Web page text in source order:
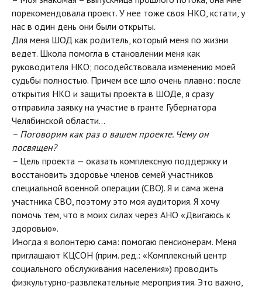
порекомендовала проект. У нее тоже своя НКО, кстати, у
нас в один день они были открыты.
Для меня ШОД как родитель, который меня по жизни
ведет. Школа помогла в становлении меня как
руководителя НКО; посодействовала изменению моей
судьбы полностью. Причем все шло очень плавно: после
открытия НКО и защиты проекта в ШОДе, я сразу
отправила заявку на участие в гранте Губернатора
Челябинской области…
– Поговорим как раз о вашем проекте. Чему он
посвящен?
– Цель проекта — оказать комплексную поддержку и
восстановить здоровье членов семей участников
специальной военной операции (СВО). Я и сама жена
участника СВО, поэтому это моя аудитория. Я хочу
помочь тем, что в моих силах через АНО «Двигаюсь к
здоровью».
Иногда я волонтерю сама: помогаю пенсионерам. Меня
приглашают КЦСОН (прим. ред.: «Комплексный центр
социального обслуживания населения») проводить
физкультурно-развлекательные мероприятия. Это важно,